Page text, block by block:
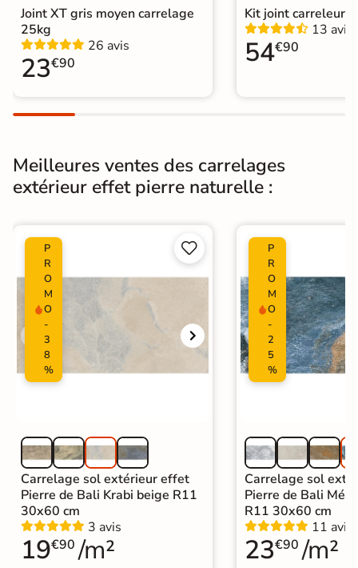
Normes
Origine
Type de pose
naturelle
|Carrelage Beige|
Carrelage 100x100 cm |
identique
Carrelage Grand format a petits Prix
|Carrelage extérieur grand format
Joint XT gris moyen carrelage
25kg
26 avis
23€90
Kit joint carreleur
13 avis
54€90
Meilleures ventes des carrelages
extérieur effet pierre naturelle :
P
R
O
M
O
-
3
8
%


Carrelage sol extérieur effet
Pierre de Bali Krabi beige R11
30x60 cm
3 avis
19€90 /m²
P
R
O
M
O
-
2
5
%
Carrelage sol
Pierre de Bali
R11 30x60 cm
11 avis
23€90 /m²